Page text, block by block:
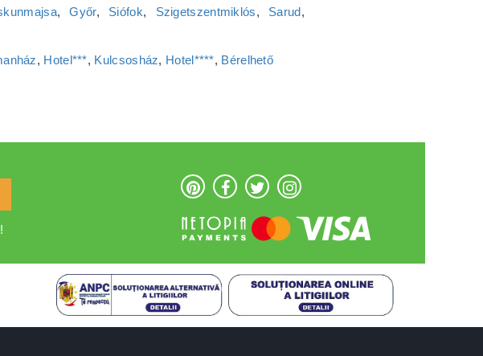
,Győr, Siófok, Szigetszentmiklós, Sarud,
, Hotel***, Kulcsosház, Hotel****, Bérelhető